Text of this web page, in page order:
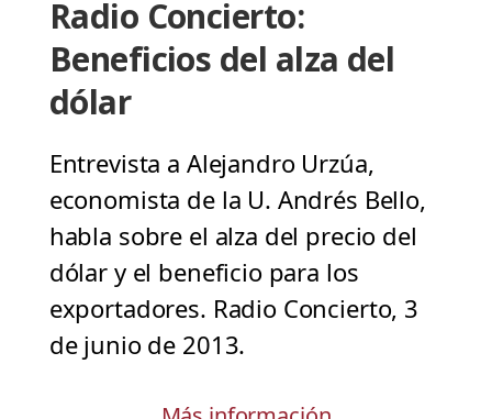
Radio Concierto:
Beneficios del alza del
dólar
Entrevista a Alejandro Urzúa,
economista de la U. Andrés Bello,
habla sobre el alza del precio del
dólar y el beneficio para los
exportadores. Radio Concierto, 3
de junio de 2013.